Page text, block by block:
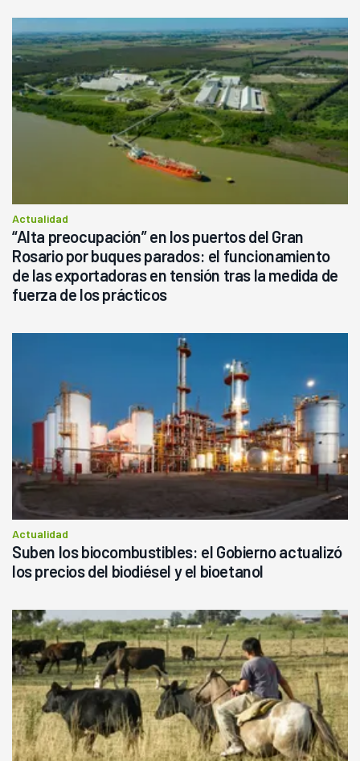
Actualidad
“Alta preocupación” en los puertos del Gran
Rosario por buques parados: el funcionamiento
de las exportadoras en tensión tras la medida de
fuerza de los prácticos
Actualidad
Suben los biocombustibles: el Gobierno actualizó
los precios del biodiésel y el bioetanol